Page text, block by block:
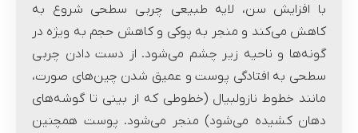
با افزایش سن، لایه طبیعی چربی سطحی شروع به
کاهش می‌کند و منجر به پوکی و کاهش حجم به ویژه در
گونه‌ها و ناحیه زیر چشم می‌شود. از دست دادن چربی
سطحی به افتادگی پوست و عمیق شدن چین‌های صورت،
مانند خطوط نازولبیال (خطوطی که از بینی تا گوشه‌های
دهان کشیده می‌شود) منجر می‌شود. پوست همچنین